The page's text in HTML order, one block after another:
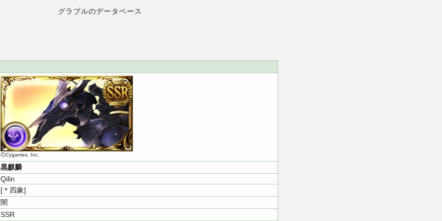
グラブルのデータベース
ⒸCygames, Inc.
黒麒麟
Qilin
[＊四象]
闇
SSR